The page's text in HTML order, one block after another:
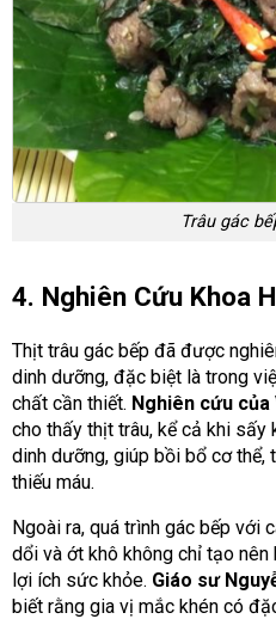
Trâu gác
4. Nghiên Cứu Khoa
Thịt trâu gác bếp đã được
dinh dưỡng, đặc biệt là trong
chất cần thiết. Nghiên cứu của
cho thấy thịt trâu, kể cả khi
dinh dưỡng, giúp bồi bổ cơ
thiếu máu.
Ngoài ra, quá trình gác bếp với
dổi và ớt khô không chỉ tạo
lợi ích sức khỏe. Giáo sư
biết rằng gia vị mắc khén có